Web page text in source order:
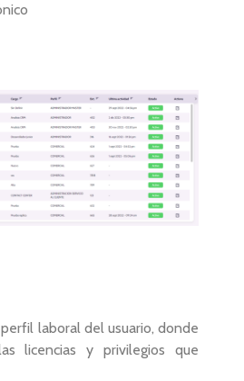
laboral del usuario, donde
licencias y privilegios que